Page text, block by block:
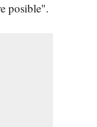
posible".